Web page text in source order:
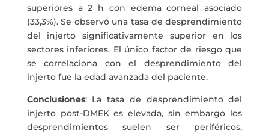
superiores a 2 h con edema corneal asociado
(33,3%). Se observó una tasa de desprendimiento
del injerto significativamente superior en los
sectores inferiores. El único factor de riesgo que
se correlaciona con el desprendimiento del
injerto fue la edad avanzada del paciente.
Conclusiones: La tasa de desprendimiento del
injerto post-DMEK es elevada, sin embargo los
desprendimientos suelen ser periféricos,